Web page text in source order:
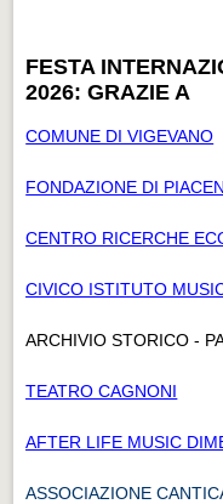
FESTA
2026: GRAZIE A
COMUNE DI VIGEVANO
FONDAZIONE DI
CENTRO RICERCHE
CIVICO ISTITUTO
ARCHIVIO STORICO -
TEATRO CAGNONI
AFTER LIFE MUSIC
ASSOCIAZIONE